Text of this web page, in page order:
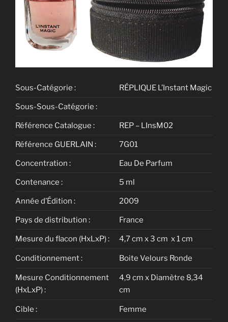
Sous-Catégorie : RÉPLIQUE L’Instant Magic
Sous-Sous-Catégorie :
Référence Catalogue : REP – LInsM02
Référence GUERLAIN : 7G01
Concentration : Eau De Parfum
Contenance : 5 ml
Année d’Édition : 2009
Pays de distribution : France
Mesure du flacon (HxLxP) : 4,7 cm x 3 cm x 1 cm
Conditionnement : Boite Velours Ronde
Mesure Conditionnement
(HxLxP) :
4,9 cm x Diamètre 8,34
cm
Cible : Femme